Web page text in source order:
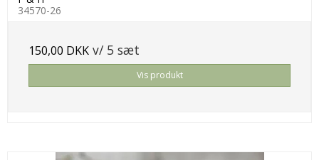
34570-26
150,00 DKK v/ 5 sæt
Vis produkt